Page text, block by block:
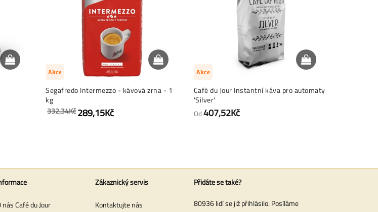
Akce
Segafredo Intermezzo - kávová zrna - 1
kg
332,34Kč289,15Kč
Akce
Café du Jour Instantní káva pro automaty
'Silver'
Od 407,52Kč
nás Café du Jour
Zákaznický servis
Kontaktujte nás
Přidáte se také?
80936 lidí se již přihlásilo. Posíláme